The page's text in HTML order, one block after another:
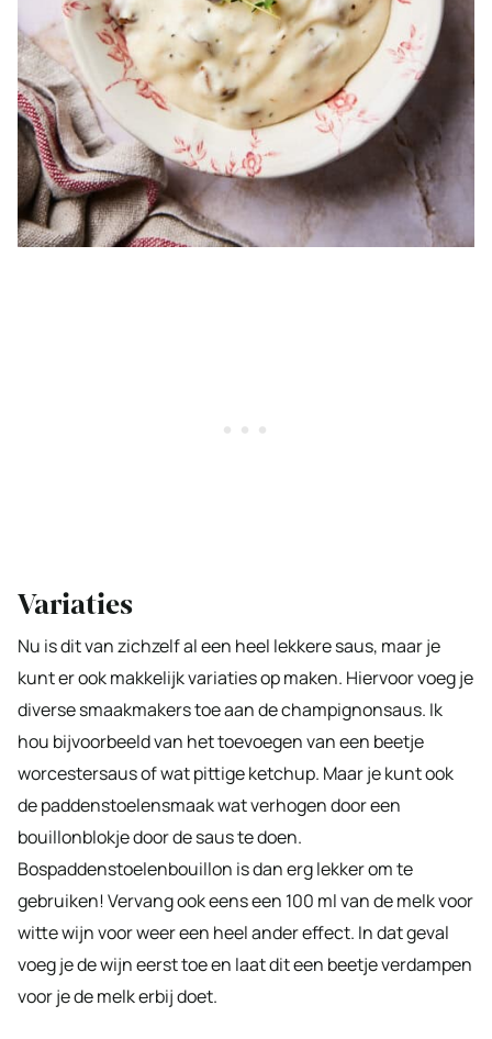
Variaties
Nu is dit van zichzelf al een heel lekkere saus, maar je
kunt er ook makkelijk variaties op maken. Hiervoor voeg je
diverse smaakmakers toe aan de champignonsaus. Ik
hou bijvoorbeeld van het toevoegen van een beetje
worcestersaus of wat pittige ketchup. Maar je kunt ook
de paddenstoelensmaak wat verhogen door een
bouillonblokje door de saus te doen.
Bospaddenstoelenbouillon is dan erg lekker om te
gebruiken! Vervang ook eens een 100 ml van de melk voor
witte wijn voor weer een heel ander effect. In dat geval
voeg je de wijn eerst toe en laat dit een beetje verdampen
voor je de melk erbij doet.